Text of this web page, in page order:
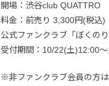
開場：渋谷club QUATTRO
料金：前売り 3,300円(税込)
公式ファンクラブ「ぼくの
受付期間：10/22(土)12:00
※非ファンクラブ会員の方